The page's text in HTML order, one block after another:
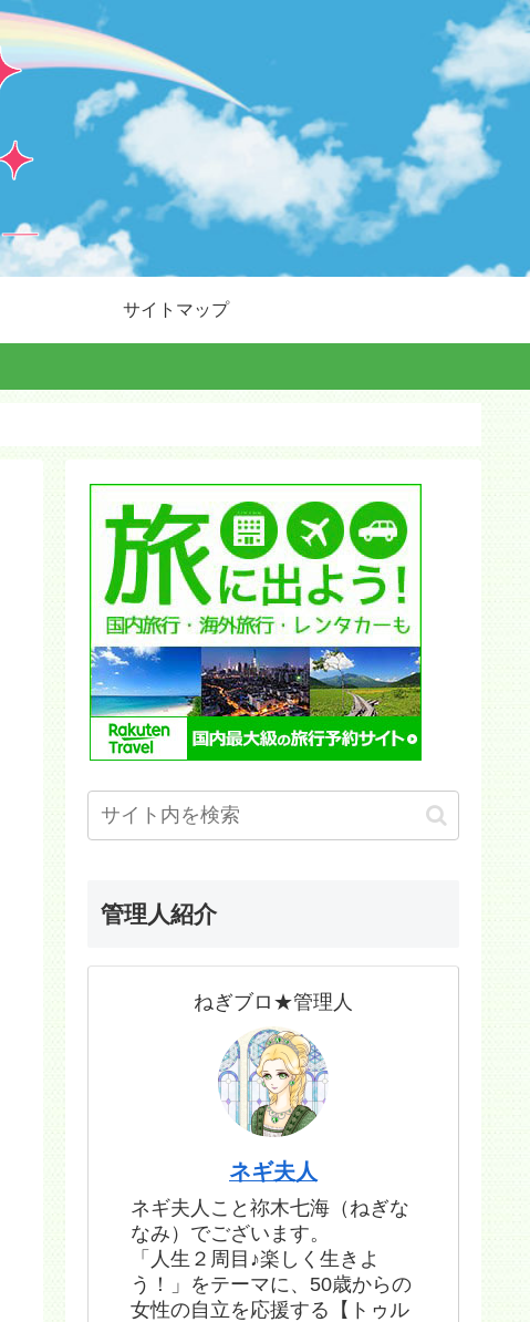
サイトマップ
管理人紹介
ねぎブロ★管理人
ネギ夫人
ネギ夫人こと祢木七海（ねぎな
なみ）でございます。
「人生２周目♪楽しく生きよ
う！」をテーマに、50歳からの
女性の自立を応援する【トゥル